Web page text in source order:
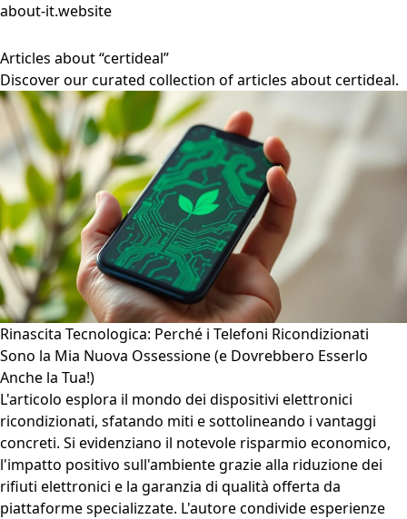
about-it.website
Articles about “certideal”
Discover our curated collection of articles about certideal.
Rinascita Tecnologica: Perché i Telefoni Ricondizionati
Sono la Mia Nuova Ossessione (e Dovrebbero Esserlo
Anche la Tua!)
L'articolo esplora il mondo dei dispositivi elettronici
ricondizionati, sfatando miti e sottolineando i vantaggi
concreti. Si evidenziano il notevole risparmio economico,
l'impatto positivo sull'ambiente grazie alla riduzione dei
rifiuti elettronici e la garanzia di qualità offerta da
piattaforme specializzate. L'autore condivide esperienze